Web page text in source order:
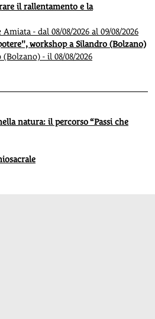
il rallentamento e la
- dal 08/08/2026 al 09/08/2026
workshop a Silandro (Bolzano)
- il 08/08/2026
natura: il percorso “Passi che